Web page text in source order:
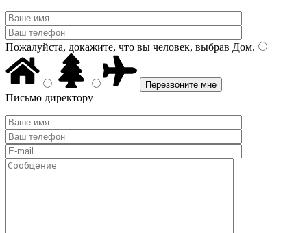
Пожалуйста, докажите, что вы человек, выбрав Дом.
Письмо директору